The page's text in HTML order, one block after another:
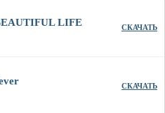
LIFE СКАЧАТЬ
СКАЧАТЬ